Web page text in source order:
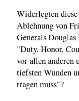
Widerlegten
Ablehnung von
Generals
"Duty, Honor,
vor allen anderen
tiefsten Wunden
tragen muss"?